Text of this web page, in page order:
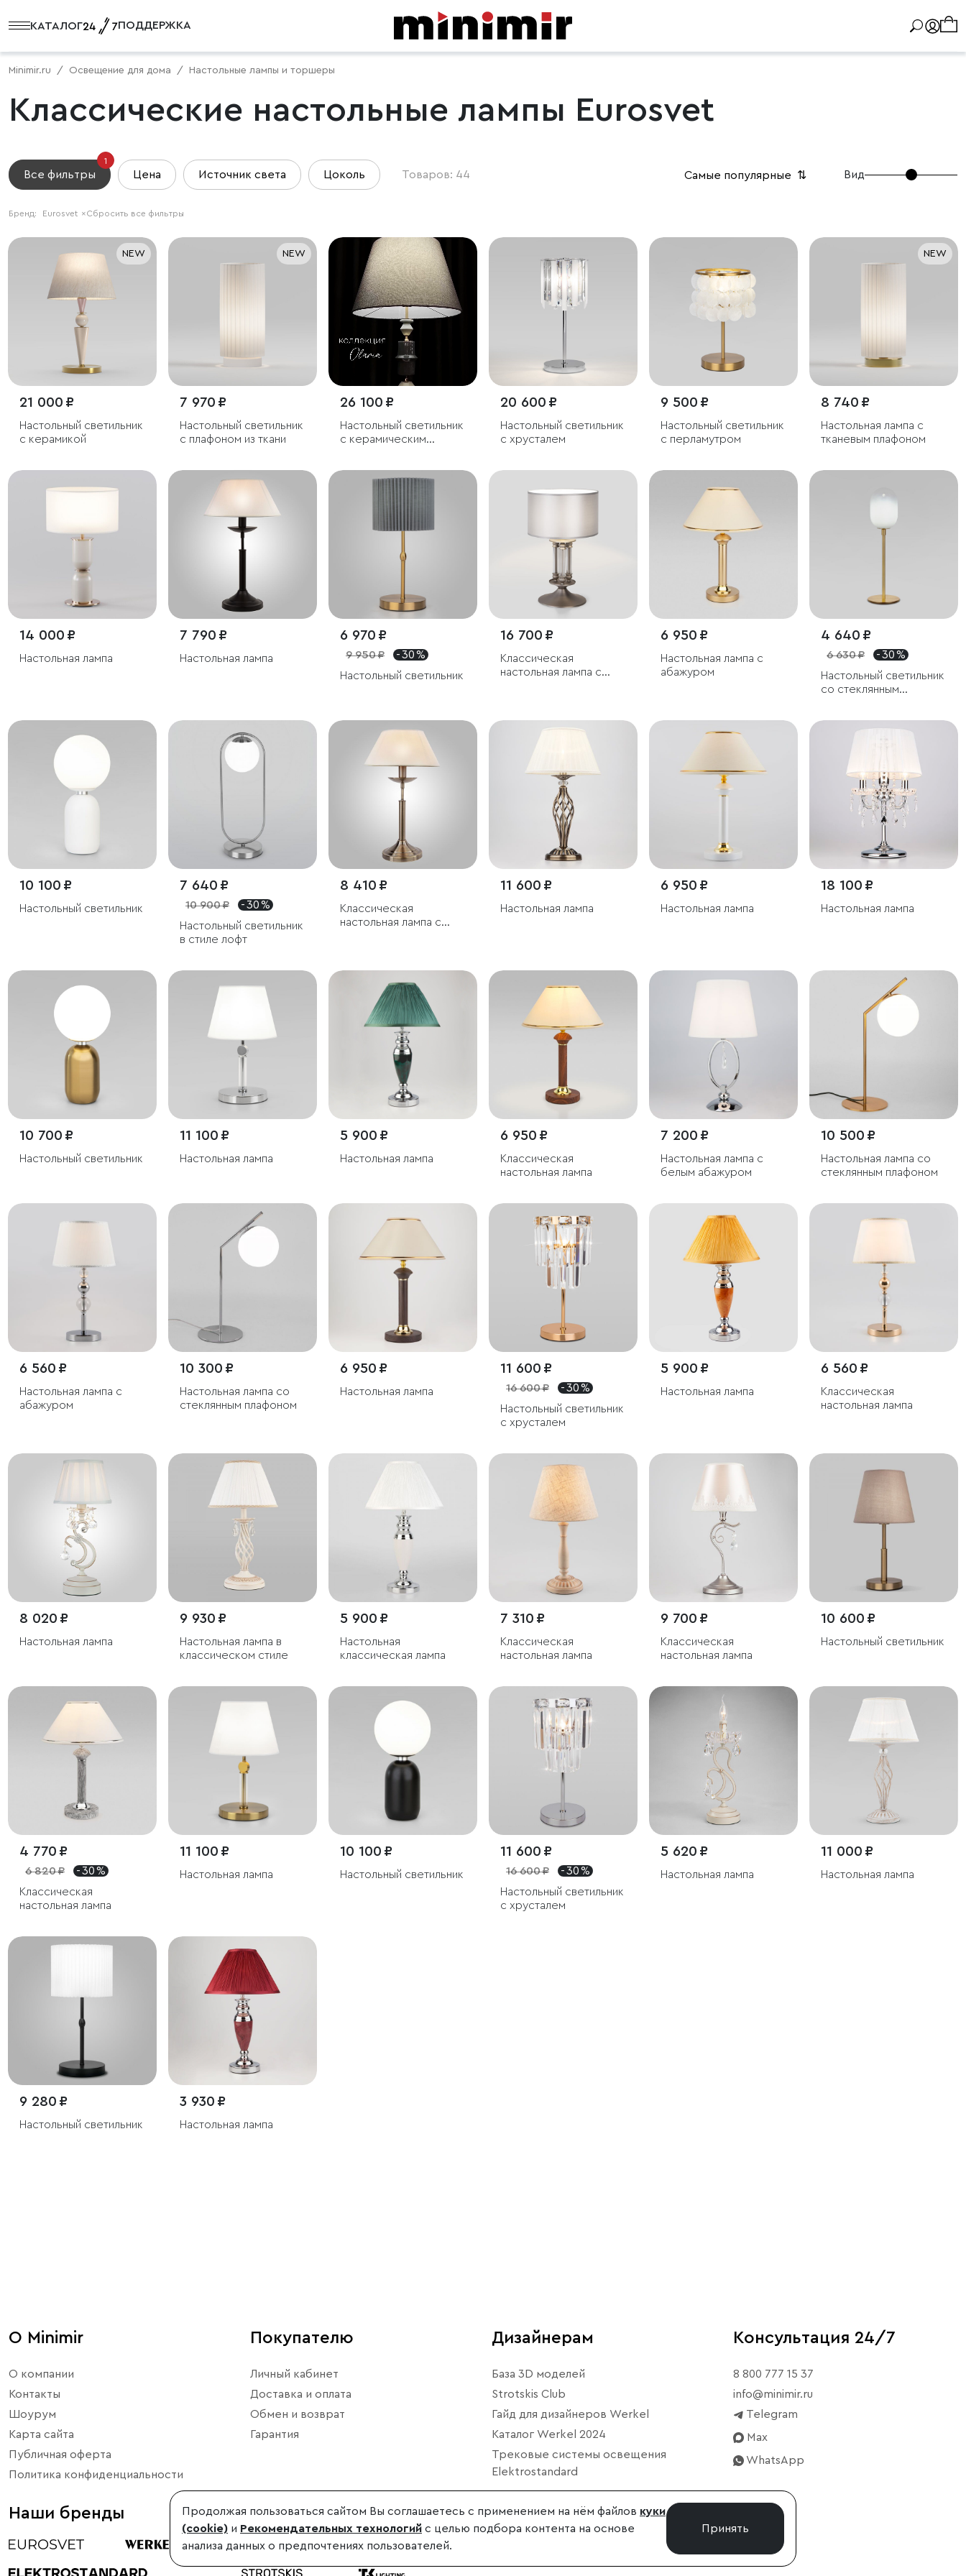
КАТАЛОГ ПОДДЕРЖКА
Minimir.ru Освещение для дома Настольные лампы и торшеры
Классические настольные лампы Eurosvet
Все фильтры
1
Цена Источник света Цоколь Товаров: 44 Самые популярные ⇅ Вид
Сбросить все фильтры
Бренд: Eurosvet ×
NEW
21 000 ₽
Настольный светильник
с керамикой
NEW
7 970 ₽
Настольный светильник
с плафоном из ткани
26 100 ₽
Настольный светильник
с керамическим
20 600 ₽
Настольный светильник
с хрусталем
9 500 ₽
Настольный светильник
с перламутром
NEW
8 740 ₽
Настольная лампа с
тканевым плафоном
14 000 ₽
Настольная лампа
7 790 ₽
Настольная лампа
6 970 ₽
9 950 ₽
- 30 %
Настольный светильник
16 700 ₽
Классическая
настольная лампа с
6 950 ₽
Настольная лампа с
абажуром
4 640 ₽
6 630 ₽
- 30 %
Настольный светильник
со стеклянным
10 100 ₽
Настольный светильник
7 640 ₽
10 900 ₽
- 30 %
Настольный светильник
в стиле лофт
8 410 ₽
Классическая
настольная лампа с
11 600 ₽
Настольная лампа
6 950 ₽
Настольная лампа
18 100 ₽
Настольная лампа
10 700 ₽
Настольный светильник
11 100 ₽
Настольная лампа
5 900 ₽
Настольная лампа
6 950 ₽
Классическая
настольная лампа
7 200 ₽
Настольная лампа с
белым абажуром
10 500 ₽
Настольная лампа со
стеклянным плафоном
6 560 ₽
Настольная лампа с
абажуром
10 300 ₽
Настольная лампа со
стеклянным плафоном
6 950 ₽
Настольная лампа
11 600 ₽
16 600 ₽
- 30 %
Настольный светильник
с хрусталем
5 900 ₽
Настольная лампа
6 560 ₽
Классическая
настольная лампа
8 020 ₽
Настольная лампа
9 930 ₽
Настольная лампа в
классическом стиле
5 900 ₽
Настольная
классическая лампа
7 310 ₽
Классическая
настольная лампа
9 700 ₽
Классическая
настольная лампа
10 600 ₽
Настольный светильник
4 770 ₽
6 820 ₽
- 30 %
Классическая
настольная лампа
11 100 ₽
Настольная лампа
10 100 ₽
Настольный светильник
11 600 ₽
16 600 ₽
- 30 %
Настольный светильник
с хрусталем
5 620 ₽
Настольная лампа
11 000 ₽
Настольная лампа
9 280 ₽
Настольный светильник
3 930 ₽
Настольная лампа
О Minimir
О компании
Контакты
Шоурум
Карта сайта
Публичная оферта
Политика конфиденциальности
Покупателю
Личный кабинет
Доставка и оплата
Обмен и возврат
Гарантия
Дизайнерам
База 3D моделей
Strotskis Club
Гайд для дизайнеров Werkel
Каталог Werkel 2024
Трековые системы освещения
Elektrostandard
Консультация 24/7
8 800 777 15 37
info@minimir.ru
Telegram
Max
WhatsApp
Наши бренды Продолжая пользоваться сайтом Вы соглашаетесь с применением на нём файлов куки
(cookie) и Рекомендательных технологий с целью подбора контента на основе
анализа данных о предпочтениях пользователей.
Принять